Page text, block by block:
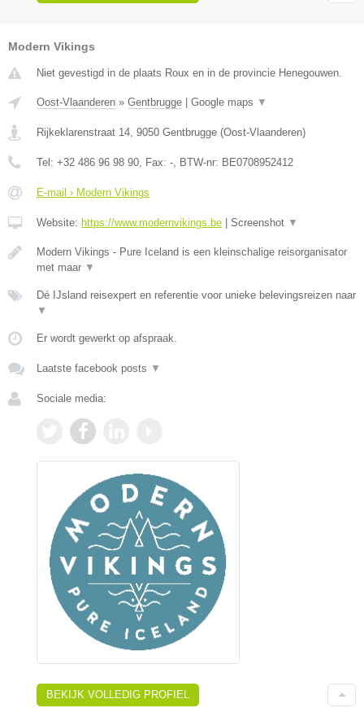
Modern Vikings
Niet gevestigd in de plaats Roux en in de provincie Henegouwen.
Oost-Vlaanderen » Gentbrugge Google maps ▼
Rijkeklarenstraat 14, 9050 Gentbrugge (Oost-Vlaanderen)
Tel: +32 486 96 98 90, Fax: -, BTW-nr: BE0708952412
E-mail › Modern Vikings
Website: https://www.modernvikings.be Screenshot ▼
Modern Vikings - Pure Iceland is een kleinschalige reisorganisator
met maar ▼
Dé IJsland reisexpert en referentie voor unieke belevingsreizen naar
▼
Er wordt gewerkt op afspraak.
Laatste facebook posts ▼
Sociale media:
BEKIJK VOLLEDIG PROFIEL